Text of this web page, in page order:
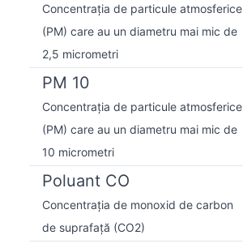
Concentrația de particule atmosferice
(PM) care au un diametru mai mic de
2,5 micrometri
PM 10
Concentrația de particule atmosferice
(PM) care au un diametru mai mic de
10 micrometri
Poluant CO
Concentrația de monoxid de carbon
de suprafață (CO2)